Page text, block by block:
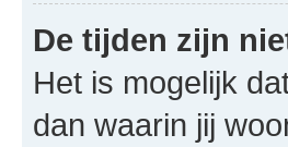
De tijden zijn
Het is mogelijk
dan waarin jij